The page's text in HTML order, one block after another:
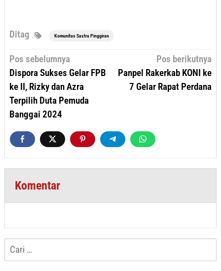
Ditag Komunitas Sastra Pinggiran
Navigasi
Pos sebelumnya
Dispora Sukses Gelar FPB
ke II, Rizky dan Azra
Terpilih Duta Pemuda
Banggai 2024
Pos berikutnya
Panpel Rakerkab KONI ke
7 Gelar Rapat Perdana
Komentar
Cari
untuk: